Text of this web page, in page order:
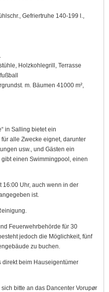
Gefriertruhe 140-199 l.,
Holzkohlegrill, Terrasse
m. Bäumen 41000 m²,
in Salling bietet ein
alle Zwecke eignet, darunter
usw., und Gästen ein
einen Swimmingpool, einen
16:00 Uhr, auch wenn in der
ist.
Feuerwehrbehörde für 30
jedoch die Möglichkeit, fünf
zu buchen.
direkt beim Hauseigentümer
bitte an das Dancenter Vorupør